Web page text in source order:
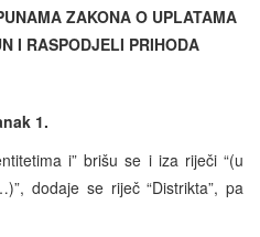
ZAKONA O UPLATAMA
I RASPODJELI PRIHODA
1.
i” brišu se i iza riječi “(u
dodaje se riječ “Distrikta”, pa